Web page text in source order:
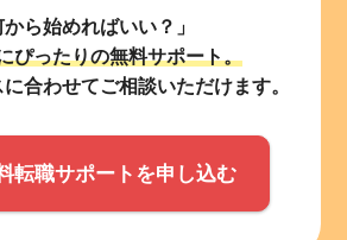
から始めればいい？」
ぴったりの無料サポート。
合わせてご相談いただけます。
転職サポートを申し込む